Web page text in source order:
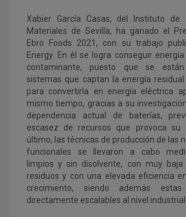
Xabier García Casas, del Instituto de
Materiales de Sevilla, ha ganado el
Ebro Foods 2021, con su trabajo
Energy. En él se logra conseguir
contaminante, puesto que se están
sistemas que captan la energía
para convertirla en energía eléctrica
mismo tiempo, gracias a su
dependencia actual de baterías,
escasez de recursos que provoca su
último, las técnicas de producción de las
funcionales se llevaron a cabo
limpios y sin disolvente, con muy baja
residuos y con una elevada eficiencia
crecimiento, siendo además estas
directamente escalables al nivel industrial.